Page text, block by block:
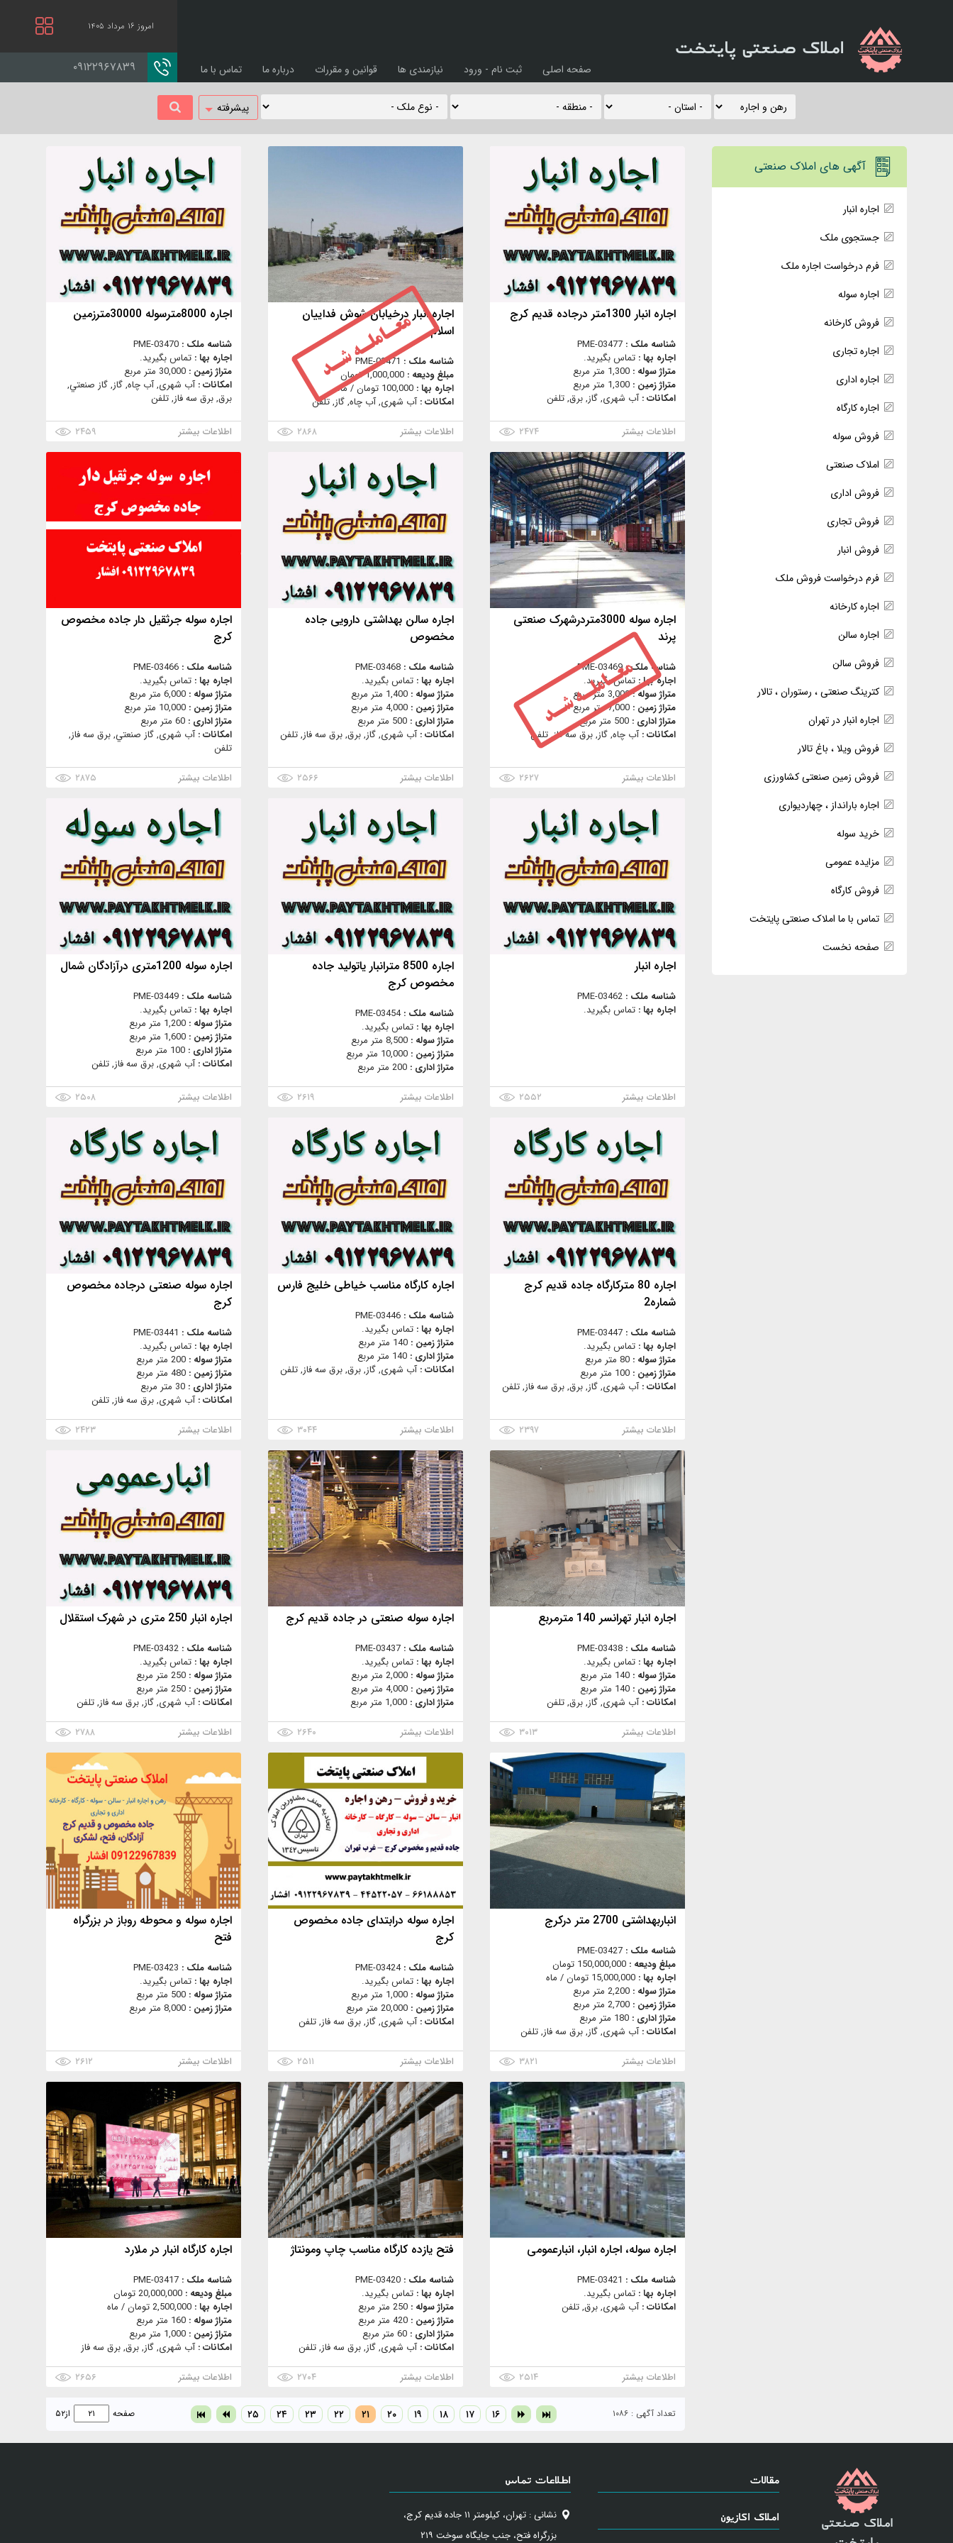
املاک صنعتی پایتخت
صفحه اصلی ثبت نام - ورود نیازمندی ها قوانین و مقررات درباره ما تماس با ما
امروز ۱۶ مرداد ۱۴۰۵
۰۹۱۲۲۹۶۷۸۳۹
پیشرفته
آگهی های املاک صنعتی
اجاره انبار
جستجوی ملک
فرم درخواست اجاره ملک
اجاره سوله
فروش کارخانه
اجاره تجاری
اجاره اداری
اجاره کارگاه
فروش سوله
املاک صنعتی
فروش اداری
فروش تجاری
فروش انبار
فرم درخواست فروش ملک
اجاره کارخانه
اجاره سالن
فروش سالن
کترینگ صنعتی ، رستوران ، تالار
اجاره انبار در تهران
فروش ویلا ، باغ تالار
فروش زمین صنعتی کشاورزی
اجاره بارانداز ، چهاردیواری
خرید سوله
مزایده عمومی
فروش کارگاه
تماس با ما املاک صنعتی پایتخت
صفحه نخست
اجاره انبار 1300متر درجاده قدیم کرج
شناسه ملک : PME-03477
اجاره بها : تماس بگیرید.
متراژ سوله : 1,300 متر مربع
متراژ زمین : 1,300 متر مربع
امکانات :آب شهری, گاز, برق, تلفن
اطلاعات بیشتر ۲۴۷۴
اجاره انبار درخیابان شوش فداییان
اسلام
شناسه ملک : PME-03471
مبلغ ودیعه : 1,000,000 تومان
اجاره بها : 100,000 تومان / ماه
امکانات :آب شهری, آب چاه, گاز, تلفن
اطلاعات بیشتر
۲۸۶۸
اجاره 8000مترسوله 30000مترزمین
شناسه ملک : PME-03470
اجاره بها : تماس بگیرید.
متراژ زمین : 30,000 متر مربع
امکانات :آب شهری, آب چاه, گاز, گاز صنعتي,
برق, برق سه فاز, تلفن
اطلاعات بیشتر ۲۴۵۹
اجاره سوله 3000متردرشهرک صنعتی
پرند
شناسه ملک :PME-03469
اجاره بها : تماس بگیرید.
متراژ سوله :3,000 متر مربع
متراژ زمین : 7,000 متر مربع
متراژ اداری : 500 متر مربع
امکانات :آب چاه, گاز, برق سه فاز, تلفن
اطلاعات بیشتر ۲۶۲۷
اجاره سالن بهداشتی دارویی جاده
مخصوص
شناسه ملک : PME-03468
اجاره بها : تماس بگیرید.
متراژ سوله : 1,400 متر مربع
متراژ زمین : 4,000 متر مربع
متراژ اداری : 500 متر مربع
امکانات :آب شهری, گاز, برق, برق سه فاز, تلفن
اطلاعات بیشتر ۲۵۶۶
اجاره سوله جرثقیل دار جاده مخصوص
کرج
شناسه ملک : PME-03466
اجاره بها : تماس بگیرید.
متراژ سوله : 6,000 متر مربع
متراژ زمین : 10,000 متر مربع
متراژ اداری : 60 متر مربع
امکانات :آب شهری, گاز صنعتي, برق سه فاز,
تلفن
اطلاعات بیشتر
۲۸۷۵
اجاره انبار
شناسه ملک : PME-03462
اجاره بها : تماس بگیرید.
اطلاعات بیشتر ۲۵۵۲
اجاره 8500 مترانبار یاتولید جاده
مخصوص کرج
شناسه ملک :PME-03454
اجاره بها : تماس بگیرید.
متراژ سوله : 8,500 متر مربع
متراژ زمین : 10,000 متر مربع
متراژ اداری : 200 متر مربع
اطلاعات بیشتر
۲۶۱۹
اجاره سوله 1200متری درآزادگان شمال
شناسه ملک : PME-03449
اجاره بها : تماس بگیرید.
متراژ سوله : 1,200 متر مربع
متراژ زمین : 1,600 متر مربع
متراژ اداری : 100 متر مربع
امکانات :آب شهری, برق سه فاز, تلفن
اطلاعات بیشتر ۲۵۰۸
اجاره 80 مترکارگاه جاده قدیم کرج
شماره2
شناسه ملک : PME-03447
اجاره بها : تماس بگیرید.
متراژ سوله : 80 متر مربع
متراژ زمین : 100 متر مربع
امکانات :آب شهری, گاز, برق, برق سه فاز, تلفن
اطلاعات بیشتر ۲۳۹۷
اجاره کارگاه مناسب خیاطی خلیج فارس
شناسه ملک : PME-03446
اجاره بها : تماس بگیرید.
متراژ زمین : 140 متر مربع
متراژ اداری : 140 متر مربع
امکانات :آب شهری, گاز, برق, برق سه فاز, تلفن
اطلاعات بیشتر ۳۰۴۴
اجاره سوله صنعتی درجاده مخصوص
کرج
شناسه ملک : PME-03441
اجاره بها : تماس بگیرید.
متراژ سوله : 200 متر مربع
متراژ زمین : 480 متر مربع
متراژ اداری : 30 متر مربع
امکانات :آب شهری, برق سه فاز, تلفن
اطلاعات بیشتر
۲۴۲۳
اجاره انبار تهرانسر 140 مترمربع
شناسه ملک : PME-03438
اجاره بها : تماس بگیرید.
متراژ سوله : 140 متر مربع
متراژ زمین : 140 متر مربع
امکانات :آب شهری, گاز, برق, تلفن
اطلاعات بیشتر
۳۰۱۳
اجاره سوله صنعتی در جاده قدیم کرج
شناسه ملک : PME-03437
اجاره بها : تماس بگیرید.
متراژ سوله : 2,000 متر مربع
متراژ زمین : 4,000 متر مربع
متراژ اداری : 1,000 متر مربع
اطلاعات بیشتر
۲۶۴۰
اجاره انبار 250 متری در شهرک استقلال
شناسه ملک : PME-03432
اجاره بها : تماس بگیرید.
متراژ سوله : 250 متر مربع
متراژ زمین : 250 متر مربع
امکانات :آب شهری, گاز, برق سه فاز, تلفن
اطلاعات بیشتر
۲۷۸۸
انباربهداشتی 2700 متر درکرج
شناسه ملک : PME-03427
مبلغ ودیعه : 150,000,000 تومان
اجاره بها : 15,000,000 تومان / ماه
متراژ سوله : 2,200 متر مربع
متراژ زمین : 2,700 متر مربع
متراژ اداری : 180 متر مربع
امکانات :آب شهری, گاز, برق سه فاز, تلفن
اطلاعات بیشتر
۳۸۲۱
اجاره سوله درابتدای جاده مخصوص
کرج
شناسه ملک :PME-03424
اجاره بها : تماس بگیرید.
متراژ سوله : 1,000 متر مربع
متراژ زمین : 20,000 متر مربع
امکانات :آب شهری, گاز, برق سه فاز, تلفن
اطلاعات بیشتر ۲۵۱۱
اجاره سوله و محوطه روباز در بزرگراه
فتح
شناسه ملک : PME-03423
اجاره بها : تماس بگیرید.
متراژ سوله : 500 متر مربع
متراژ زمین : 8,000 متر مربع
اطلاعات بیشتر ۲۶۱۲
اجاره سوله، اجاره انبار، انبارعمومی
شناسه ملک : PME-03421
اجاره بها : تماس بگیرید.
امکانات :آب شهری, برق, تلفن
اطلاعات بیشتر ۲۵۱۴
فتح یازده کارگاه مناسب چاپ ومونتاژ
شناسه ملک : PME-03420
اجاره بها : تماس بگیرید.
متراژ سوله : 250 متر مربع
متراژ زمین : 420 متر مربع
متراژ اداری : 60 متر مربع
امکانات :آب شهری, گاز, برق سه فاز, تلفن
اطلاعات بیشتر
۲۷۰۴
اجاره کارگاه انبار در ملارد
شناسه ملک : PME-03417
مبلغ ودیعه : 20,000,000 تومان
اجاره بها : 2,500,000 تومان / ماه
متراژ سوله : 160 متر مربع
متراژ زمین : 1,000 متر مربع
امکانات :آب شهری, گاز, برق, برق سه فاز
اطلاعات بیشتر
۲۶۵۶
تعداد آگهی : ۱۰۸۶ ۱۶ ۱۷ ۱۸ ۱۹ ۲۰ ۲۱ ۲۲ ۲۳ ۲۴ ۲۵ صفحه از۵۲
املاک صنعتی
مقالات
املاک اکازیون
اطلاعات تماس
نشانی : تهران، کیلومتر ۱۱ جاده قدیم کرج،
بزرگراه فتح، جنب جایگاه سوخت ۲۱۹